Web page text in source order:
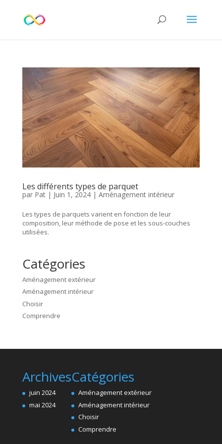
Les différents types de parquet
par Pat| Juin 1, 2024| Aménagement intérieur
Les types de parquets varient en fonction de leur
composition, leur méthode de pose et les sous-couches
utilisées.
Catégories
Aménagement extérieur
Aménagement intérieur
Choisir
Comprendre
Archives
juin 2024
mai 2024
Catégories
Aménagement extérieur
Aménagement intérieur
Choisir
Comprendre